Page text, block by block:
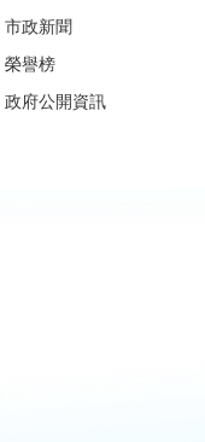
市政新聞
榮譽榜
政府公開資訊